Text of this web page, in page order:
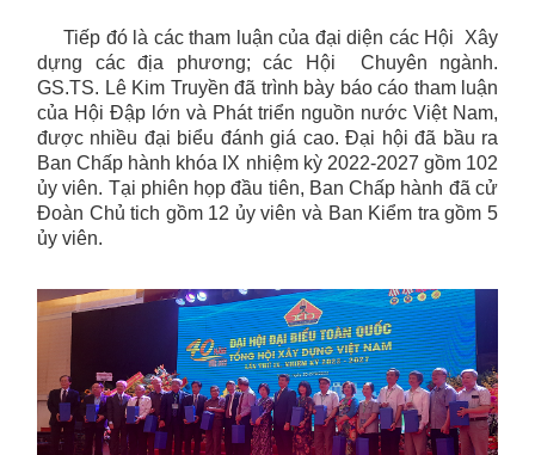
Tiếp đó là các tham luận của đại diện các Hội Xây
dựng các địa phương; các Hội Chuyên ngành.
GS.TS. Lê Kim Truyền đã trình bày báo cáo tham luận
của Hội Đập lớn và Phát triển nguồn nước Việt Nam,
được nhiều đại biểu đánh giá cao. Đại hội đã bầu ra
Ban Chấp hành khóa IX nhiệm kỳ 2022-2027 gồm 102
ủy viên. Tại phiên họp đầu tiên, Ban Chấp hành đã cử
Đoàn Chủ tich gồm 12 ủy viên và Ban Kiểm tra gồm 5
ủy viên.